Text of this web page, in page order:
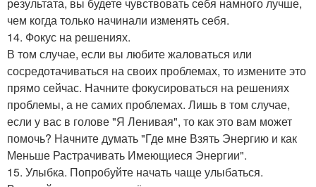
результата, вы будете чувствовать себя намного лучше,
чем когда только начинали изменять себя.
14. Фокус на решениях.
В том случае, если вы любите жаловаться или
сосредотачиваться на своих проблемах, то измените это
прямо сейчас. Начните фокусироваться на решениях
проблемы, а не самих проблемах. Лишь в том случае,
если у вас в голове "Я Ленивая", то как это вам может
помочь? Начните думать "Где мне Взять Энергию и как
Меньше Растрачивать Имеющиеся Энергии".
15. Улыбка. Попробуйте начать чаще улыбаться.